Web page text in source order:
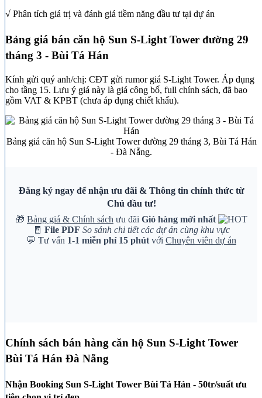
√ Phân tích giá trị và đánh giá tiềm năng đầu tư tại dự án
Bảng giá bán căn hộ Sun S-Light Tower đường 29
tháng 3 - Bùi Tá Hán
Kính gửi quý anh/chị: CĐT gửi rumor giá S-Light Tower. Áp dụng
cho tầng 15. Lưu ý giá này là giá công bố, full chính sách, đã bao
gồm VAT & KPBT (chưa áp dụng chiết khấu).
Bảng giá căn hộ Sun S-Light Tower đường 29 tháng 3, Bùi Tá Hán
- Đà Nẵng.
Đăng ký ngay để nhận ưu đãi & Thông tin chính thức từ
Chủ đầu tư!
🎁 Bảng giá & Chính sách ưu đãi Giỏ hàng mới nhất
🧾 File PDF So sánh chi tiết các dự án cùng khu vực
💬 Tư vấn 1-1 miễn phí 15 phút với Chuyên viên dự án
Chính sách bán hàng căn hộ Sun S-Light Tower
Bùi Tá Hán Đà Nẵng
Nhận Booking Sun S-Light Tower Bùi Tá Hán - 50tr/suất ưu